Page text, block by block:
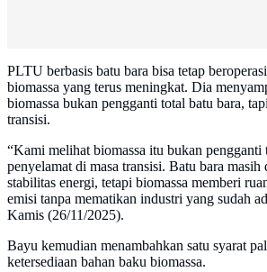
PLTU berbasis batu bara bisa tetap
biomassa yang terus meningkat. Dia
biomassa bukan pengganti total batu bara,
transisi.
“Kami melihat biomassa itu bukan pengganti
penyelamat di masa transisi. Batu bara
stabilitas energi, tetapi biomassa memberi
emisi tanpa mematikan industri yang sudah
Kamis (26/11/2025).
Bayu kemudian menambahkan satu syarat
ketersediaan bahan baku biomassa.